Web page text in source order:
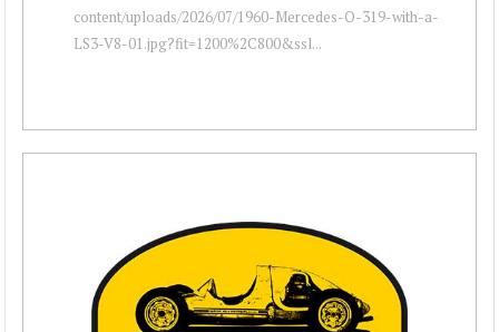
content/uploads/2026/07/1960-Mercedes-O-319-with-a-
LS3-V8-01.jpg?fit=1200%2C800&ssl...